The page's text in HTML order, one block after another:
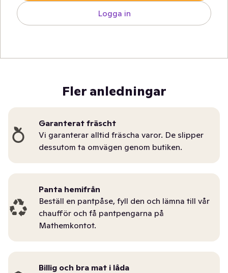
Logga in
Fler anledningar
Garanterat fräscht
Vi garanterar alltid fräscha varor. De slipper
dessutom ta omvägen genom butiken.
Panta hemifrån
Beställ en pantpåse, fyll den och lämna till vår
chaufför och få pantpengarna på
Mathemkontot.
Billig och bra mat i låda